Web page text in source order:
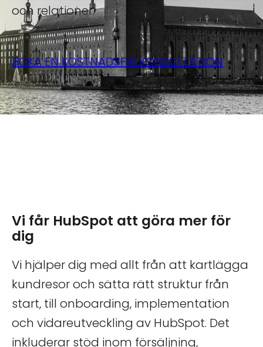
och relationer.
BOKA EN KOSTNADSFRI KONSULTATION
Vi får HubSpot att göra mer för
dig
Vi hjälper dig med allt från att kartlägga
kundresor och sätta rätt struktur från
start, till onboarding, implementation
och vidareutveckling av HubSpot. Det
inkluderar stöd inom försäljning,